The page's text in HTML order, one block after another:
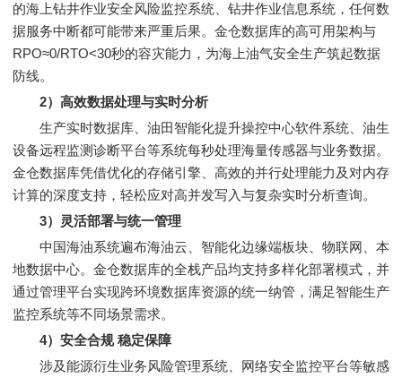
的海上钻井作业安全风险监控系统、钻井作业信息系统，任何数
据服务中断都可能带来严重后果。金仓数据库的高可用架构与
RPO≈0/RTO<30秒的容灾能力，为海上油气安全生产筑起数据
防线。
2）高效数据处理与实时分析
生产实时数据库、油田智能化提升操控中心软件系统、油生
设备远程监测诊断平台等系统每秒处理海量传感器与业务数据。
金仓数据库凭借优化的存储引擎、高效的并行处理能力及对内存
计算的深度支持，轻松应对高并发写入与复杂实时分析查询。
3）灵活部署与统一管理
中国海油系统遍布海油云、智能化边缘端板块、物联网、本
地数据中心。金仓数据库的全栈产品均支持多样化部署模式，并
通过管理平台实现跨环境数据库资源的统一纳管，满足智能生产
监控系统等不同场景需求。
4）安全合规 稳定保障
涉及能源衍生业务风险管理系统、网络安全监控平台等敏感